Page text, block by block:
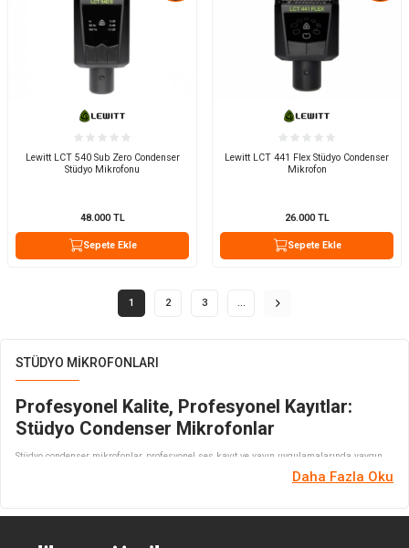
Lewitt LCT 540 Sub Zero Condenser
Stüdyo Mikrofonu
48.000TL
Sepete Ekle
Lewitt LCT 441 Flex Stüdyo Condenser
Mikrofon
26.000TL
Sepete Ekle
1 2 3 …
STÜDYO MIKROFONLARI
Profesyonel Kalite, Profesyonel Kayıtlar:
Stüdyo Condenser Mikrofonlar
Stüdyo condenser mikrofonlar, profesyonel ses kayıt ve yayın uygulamalarında yaygın
arasındadır. Bu mikrofonlar daha
geniş bir frekans tepkisine ve daha düşük gürültü seviyelerine sahiptir. Gelişmiş
Condenser mikrofon çeşitlerisesin doğal ve detaylı bir şekilde yakalanmasına
Daha Fazla Oku